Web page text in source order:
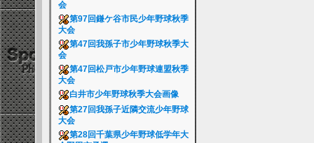
会
第97回鎌ケ谷市民少年野球秋季
大会
第47回我孫子市少年野球秋季大
会
第47回松戸市少年野球連盟秋季
大会
白井市少年野球秋季大会画像
第27回我孫子近隣交流少年野球
大会
第28回千葉県少年野球低学年大